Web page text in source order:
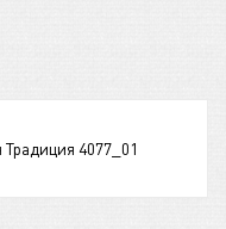
4077_01